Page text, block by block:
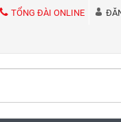
TỔNG ĐÀI ONLINE